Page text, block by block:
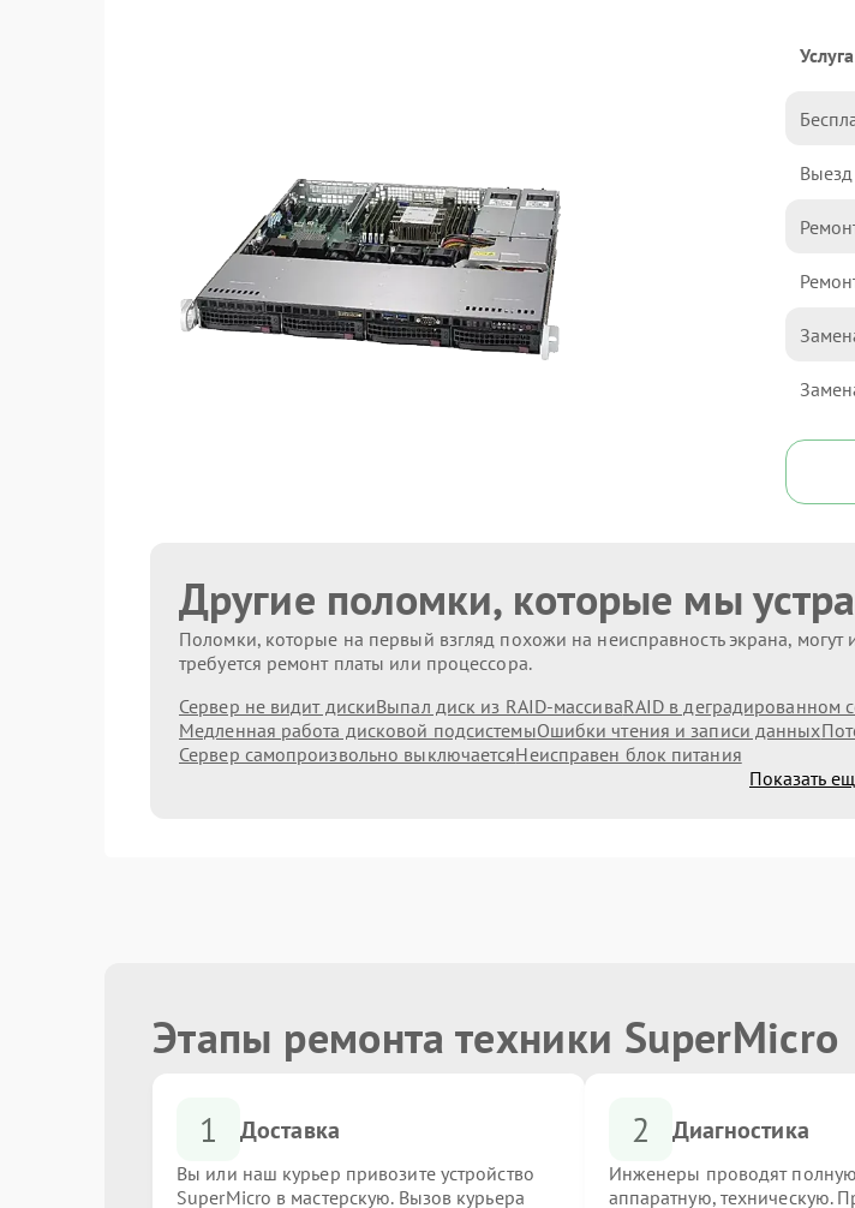
Услуга
Другие поломки, которые мы
Поломки, которые на первый взгляд похожи на неисправность экрана,
требуется ремонт платы или процессора.
Сервер не видит дискиВыпал диск из RAID-массиваRAID в деградированном
Медленная работа дисковой подсистемыОшибки чтения и записи данных
Сервер самопроизвольно выключаетсяНеисправен блок питания
Показать
Этапы ремонта техники SuperMicro
1 Доставка
Вы или наш курьер привозите устройство
SuperMicro в мастерскую. Вызов курьера
2 Диагностика
Инженеры проводят
аппаратную, техническую.